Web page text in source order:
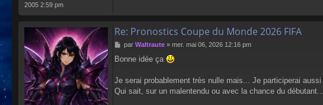
2005 2:59 pm
Re: Pronostics Coupe du Monde 2026 FIFA
M
s
a
g
par Waltraute» mer. mai 06, 2026 12:16 pm
Bonne idée ça
Je serai probablement très nulle mais... Je participerai aussi
Qui sait, sur un malentendu ou avec la chance du débutant...